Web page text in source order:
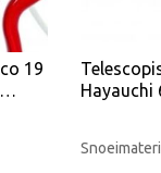
19
Hayauchi